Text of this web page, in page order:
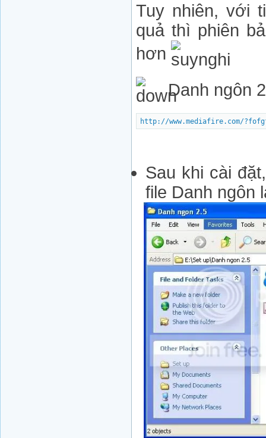
Tuy nhiên, với
quả thì phiên
hơn
Danh ngôn
http://www.mediafire.com/
Sau khi cài
file Danh ngôn